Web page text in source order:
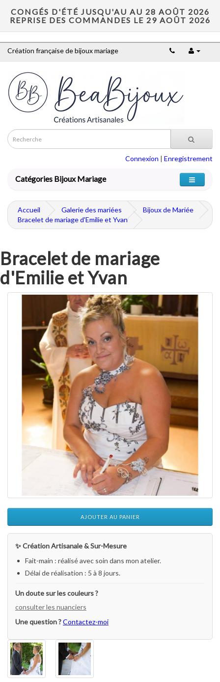
CONGÉS D'ÉTÉ JUSQU'AU AU 28 AOÛT 2026
REPRISE DES COMMANDES LE 29 AOÛT 2026
Création française de bijoux mariage
Connexion | Enregistrement
Catégories Bijoux Mariage
Accueil Galerie des mariées
Bijoux de Mariée
Bracelet de mariage d'Emilie et Yvan
Bracelet de mariage
d'Emilie et Yvan
AJOUTER AU PANIER
✨ Création Artisanale & Sur-Mesure
Fait-main : réalisé avec soin dans mon atelier.
Délai de réalisation : 5 à 8 jours.
Un doute sur les couleurs ?
consulter les nuanciers
Une question ?Contactez-moi